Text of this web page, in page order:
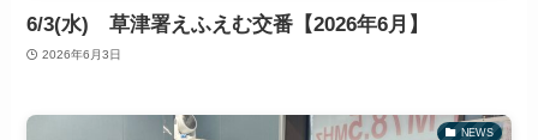
6/3(水) 草津署えふえむ交番【2026年6月】
2026年6月3日
NEWS